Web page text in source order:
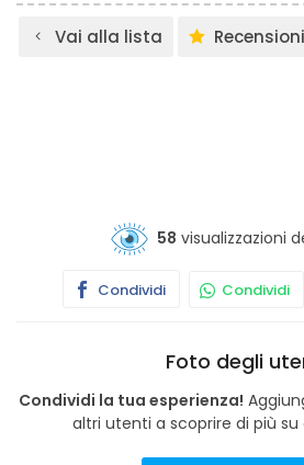
Vai alla lista Recensioni
58 visualizzazioni
Condividi Condividi
Foto degli
Condividi la tua esperienza!
altri utenti a scoprire di più